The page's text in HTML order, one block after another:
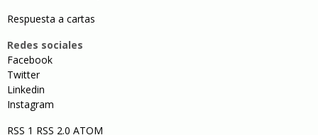
Respuesta a cartas
Redes sociales
Facebook
Twitter
Linkedin
Instagram
RSS 1 RSS 2.0 ATOM